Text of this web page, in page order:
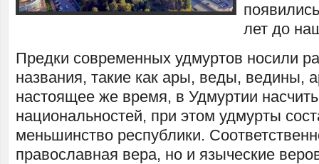
лет до
Предки современных удмуртов носили
названия, такие как ары, веды, ведины,
настоящее же время, в Удмуртии
национальностей, при этом удмурты
меньшинство республики.
православная вера, но и языческие